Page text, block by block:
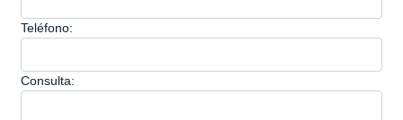
Teléfono:
Consulta: